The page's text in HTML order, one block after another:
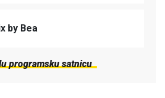
by Bea
programsku satnicu